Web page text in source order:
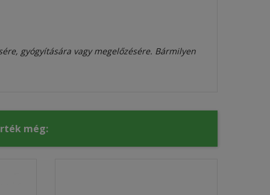
gyógyítására vagy megelőzésére. Bármilyen
még: